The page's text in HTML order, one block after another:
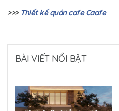
>>> Thiết kế quán cafe Caafe
BÀI VIẾT NỔI BẬT